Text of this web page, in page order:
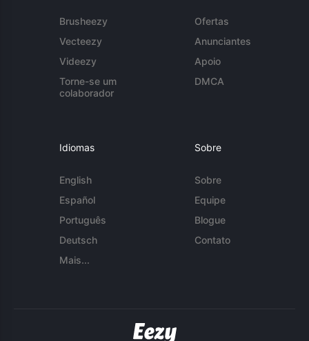
Brusheezy
Vecteezy
Videezy
Torne-se um
colaborador
Ofertas
Anunciantes
Apoio
DMCA
Idiomas
English
Español
Português
Deutsch
Mais...
Sobre
Sobre
Equipe
Blogue
Contato